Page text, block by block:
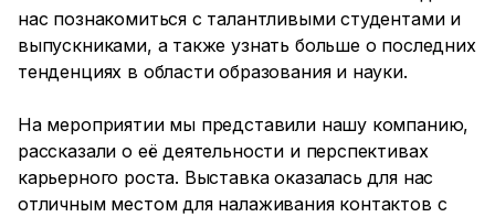
нас познакомиться с талантливыми студентами и
выпускниками, а также узнать больше о последних
тенденциях в области образования и науки.
На мероприятии мы представили нашу компанию,
рассказали о её деятельности и перспективах
карьерного роста. Выставка оказалась для нас
отличным местом для налаживания контактов с